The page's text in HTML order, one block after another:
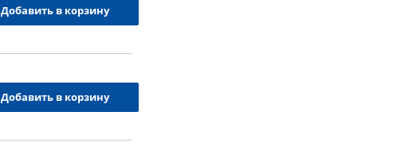
Добавить в корзину
Добавить в корзину